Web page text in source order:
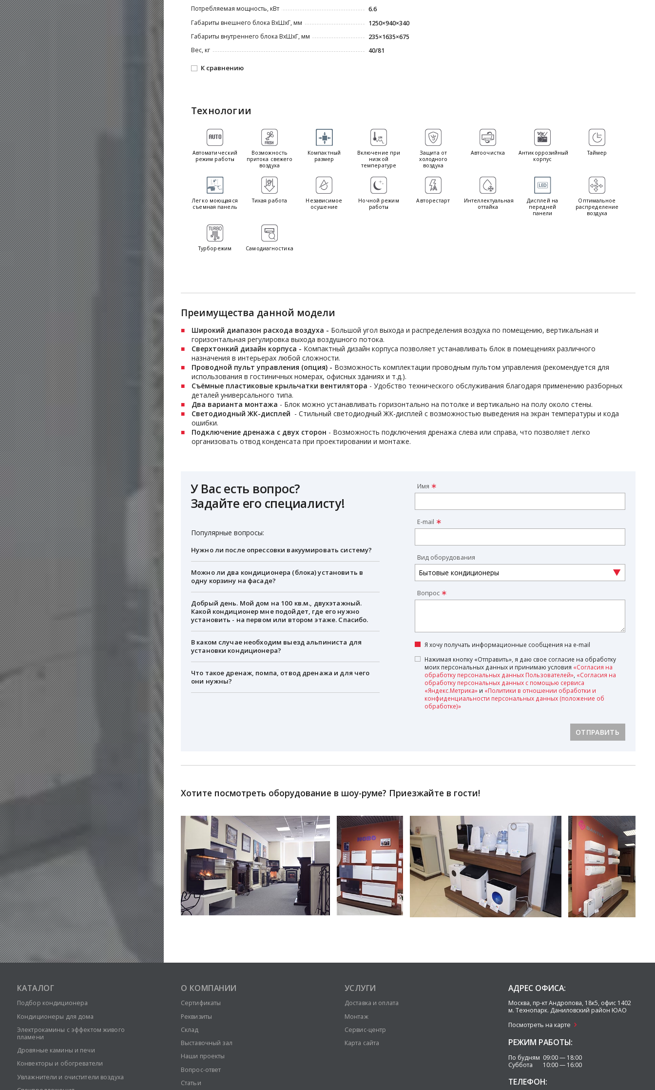
Потребляемая мощность, кВт
6.6
Габариты внешнего блока ВxШxГ, мм
1250×940×340
Габариты внутреннего блока ВxШxГ, мм
235×1635×675
Вес, кг
40/81
К сравнению
Технологии
Автоматический
режим работы
Возможность
притока свежего
воздуха
Компактный
размер
Включение при
низкой
температуре
Защита от
холодного
воздуха
Автоочистка
Антикоррозийный
корпус
Таймер
Легко моющаяся
съемная панель
Тихая работа
Независимое
осушение
Ночной режим
работы
Авторестарт
Интеллектуальная
оттайка
Дисплей на
передней
панели
Оптимальное
распределение
воздуха
Турборежим Самодиагностика
Преимущества данной модели
Широкий диапазон расхода воздуха - Большой угол выхода и распределения воздуха по помещению, вертикальная и
горизонтальная регулировка выхода воздушного потока.
Сверхтонкий дизайн корпуса - Компактный дизайн корпуса позволяет устанавливать блок в помещениях различного
назначения в интерьерах любой сложности.
Проводной пульт управления (опция) - Возможность комплектации проводным пультом управления (рекомендуется для
использования в гостиничных номерах, офисных зданиях и т.д.).
Съёмные пластиковые крыльчатки вентилятора - Удобство технического обслуживания благодаря применению разборных
деталей универсального типа.
Два варианта монтажа - Блок можно устанавливать горизонтально на потолке и вертикально на полу около стены.
Светодиодный ЖК-дисплей - Стильный светодиодный ЖК-дисплей с возможностью выведения на экран температуры и кода
ошибки.
Подключение дренажа с двух сторон - Возможность подключения дренажа слева или справа, что позволяет легко
организовать отвод конденсата при проектировании и монтаже.
У Вас есть вопрос?
Задайте его специалисту!
Популярные вопросы:
Нужно ли после опрессовки вакуумировать систему?
Можно ли два кондиционера (блока) установить в
одну корзину на фасаде?
Добрый день. Мой дом на 100 кв.м., двухэтажный.
Какой кондиционер мне подойдет, где его нужно
установить - на первом или втором этаже. Спасибо.
В каком случае необходим выезд альпиниста для
установки кондиционера?
Что такое дренаж, помпа, отвод дренажа и для чего
они нужны?
Имя
E-mail
Вид оборудования
Вопрос
Я хочу получать информационные сообщения на e-mail
Нажимая кнопку «Отправить», я даю свое согласие на обработку
моих персональных данных и принимаю условия «Согласия на
обработку персональных данных Пользователей», «Согласия на
обработку персональных данных с помощью сервиса
«Яндекс.Метрика» и «Политики в отношении обработки и
конфиденциальности персональных данных (положение об
обработке)»
ОТПРАВИТЬ
Хотите посмотреть оборудование в шоу-руме? Приезжайте в гости!
КАТАЛОГ
Подбор кондиционера
Кондиционеры для дома
Электрокамины с эффектом живого
пламени
Дровяные камины и печи
Конвекторы и обогреватели
Увлажнители и очистители воздуха
О КОМПАНИИ
Сертификаты
Реквизиты
Склад
Выставочный зал
Наши проекты
Вопрос-ответ
Статьи
УСЛУГИ
Доставка и оплата
Монтаж
Сервис-центр
Карта сайта
АДРЕС ОФИСА:
Москва, пр-кт Андропова, 18к5, офис 1402
м. Технопарк. Даниловский район ЮАО
Посмотреть на карте
РЕЖИМ РАБОТЫ:
По будням 09:00 — 18:00
Суббота 10:00 — 16:00
ТЕЛЕФОН: